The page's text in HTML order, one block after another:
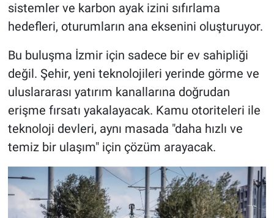
sistemler ve karbon ayak izini sıfırlama
hedefleri, oturumların ana eksenini oluşturuyor.
Bu buluşma İzmir için sadece bir ev sahipliği
değil. Şehir, yeni teknolojileri yerinde görme ve
uluslararası yatırım kanallarına doğrudan
erişme fırsatı yakalayacak. Kamu otoriteleri ile
teknoloji devleri, aynı masada "daha hızlı ve
temiz bir ulaşım" için çözüm arayacak.